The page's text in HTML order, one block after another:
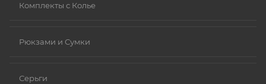
Комплекты с Колье
Рюкзами и Сумки
Серьги